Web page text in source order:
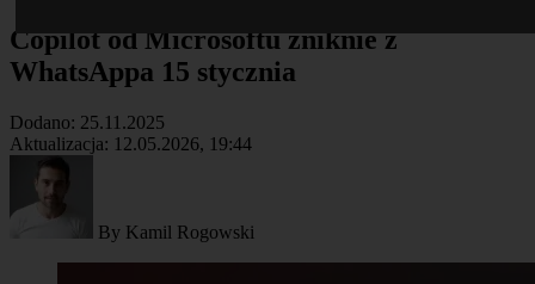
Copilot od Microsoftu zniknie z
WhatsAppa 15 stycznia
Dodano: 25.11.2025
Aktualizacja: 12.05.2026, 19:44
By Kamil Rogowski